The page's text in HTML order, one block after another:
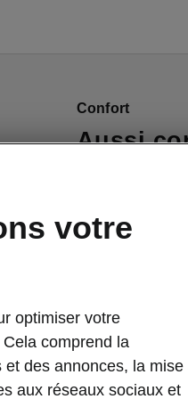
Confort
Aussi
Les sièges
un voyage
support
offrent un
chauffants en
n’avez pas
occupants de
beaucoup
votre
optimiser votre
comprend la
des annonces, la mise
aux réseaux sociaux et